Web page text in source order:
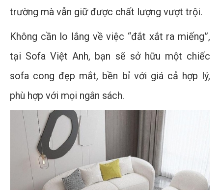
trường mà vẫn giữ được chất lượng vượt trội.
Không cần lo lắng về việc “đắt xắt ra miếng”,
tại Sofa Việt Anh, bạn sẽ sở hữu một chiếc
sofa cong đẹp mắt, bền bỉ với giá cả hợp lý,
phù hợp với mọi ngân sách.